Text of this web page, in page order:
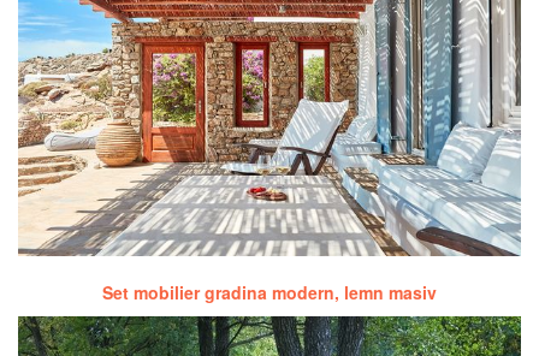
Set mobilier gradina modern, lemn masiv